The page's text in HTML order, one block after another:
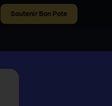
Soutenir Bon Pote